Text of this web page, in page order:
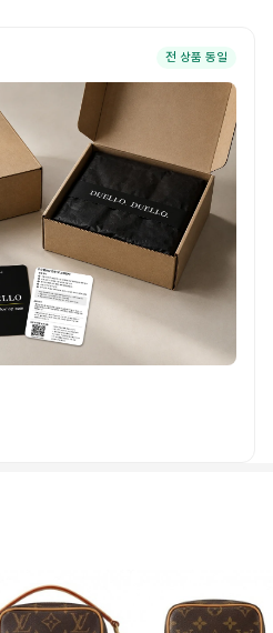
전 상품 동일